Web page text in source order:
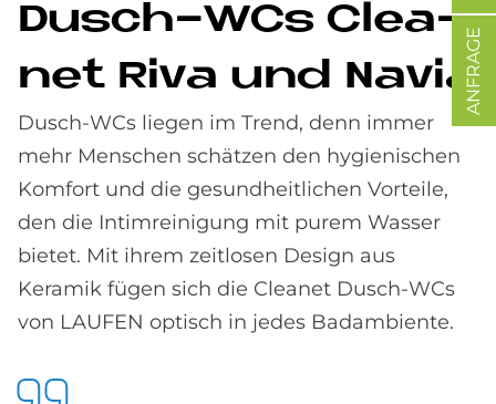
Dusch-WCs Clea­
net Riva und Na­via
Dusch-WCs liegen im Trend, denn immer
mehr Menschen schätzen den hygienischen
Komfort und die gesundheitlichen Vorteile,
den die Intimreinigung mit purem Wasser
bietet. Mit ihrem zeitlosen Design aus
Keramik fügen sich die Cleanet Dusch-WCs
von LAUFEN optisch in jedes Badambiente.
ANFRAGE